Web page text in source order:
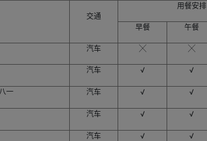
交通
用餐安排
早餐
午餐
汽车 ╳ ╳
汽车 √ √
一 汽车 √ √
汽车 √ √
汽车 √ √